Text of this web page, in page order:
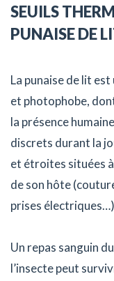
SEUILS
PUNAISE DE
La punaise de lit
et photophobe,
la présence
discrets durant la
et étroites situées
de son hôte
prises
Un repas sanguin
l’insecte peut